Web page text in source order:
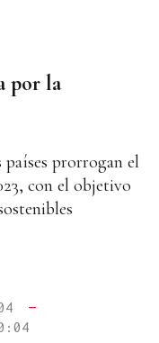
por la
prorrogan el
con el objetivo
—